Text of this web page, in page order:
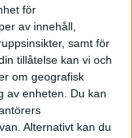
för
av innehåll,
samt för
tillåtelse kan vi och
om geografisk
av enheten. Du kan
Alternativt kan du
orginalen.